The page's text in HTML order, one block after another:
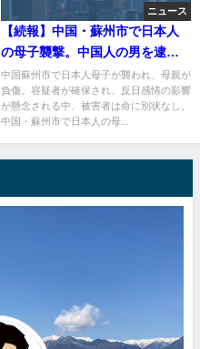
ニュース
【続報】中国・蘇州市で日本人
の母子襲撃。中国人の男を逮
捕。痴情のもつれか
中国蘇州市で日本人母子が襲われ、母親が
負傷。容疑者が確保され、反日感情の影響
が懸念される中、被害者は命に別状なし。
中国・蘇州市で日本人の母...